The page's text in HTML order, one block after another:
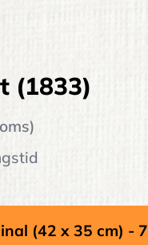
(1833)